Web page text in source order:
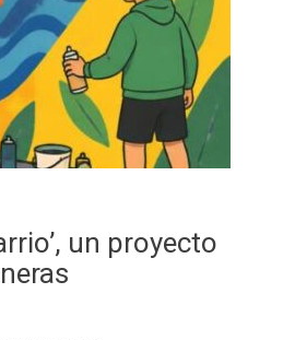
un proyecto